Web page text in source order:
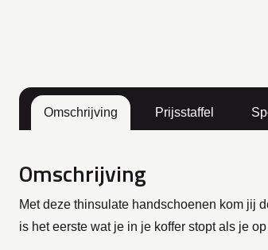
Omschrijving Prijsstaffel
Omschrijving
Met deze thinsulate handschoenen kom jij
is het eerste wat je in je koffer stopt als je